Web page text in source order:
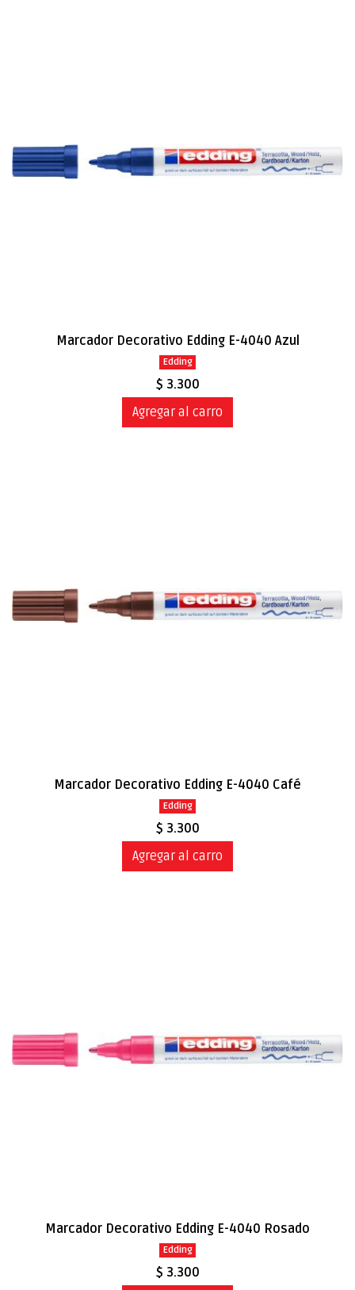
Marcador Decorativo Edding E-4040 Azul
Edding
$ 3.300
Agregar al carro
Marcador Decorativo Edding E-4040 Café
Edding
$ 3.300
Agregar al carro
Marcador Decorativo Edding E-4040 Rosado
Edding
$ 3.300